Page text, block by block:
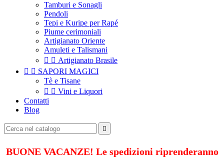
Tamburi e Sonagli
Pendoli
Tepi e Kuripe per Rapé
Piume cerimoniali
Artigianato Oriente
Amuleti e Talismani
  Artigianato Brasile
  SAPORI MAGICI
Tè e Tisane
  Vini e Liquori
Contatti
Blog

BUONE VACANZE! Le spedizioni riprenderanno